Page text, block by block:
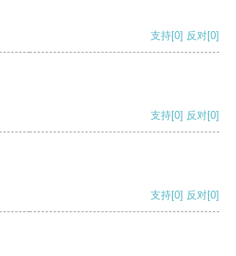
支持[0] 反对[0]
支持[0] 反对[0]
支持[0] 反对[0]